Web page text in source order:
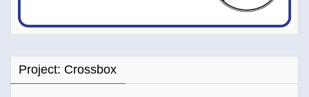
Project: Crossbox